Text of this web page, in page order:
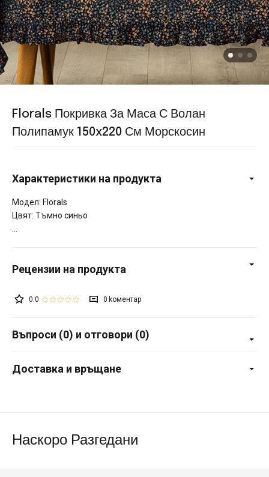
Florals Покривка За Маса С Волан
Полипамук 150x220 См Морскосин
Характеристики на продукта
Модел: Florals
Цвят: Тъмно синьо
0.0 0
Въпроси (0) и отговори (0)
Доставка и връщане
Наскоро Разгедани